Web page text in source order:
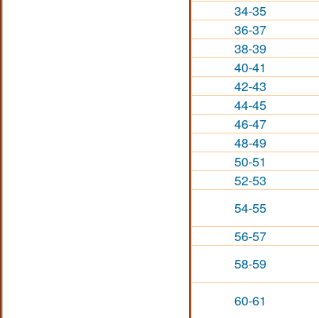
34-35
36-37
38-39
40-41
42-43
44-45
46-47
48-49
50-51
52-53
54-55
56-57
58-59
60-61